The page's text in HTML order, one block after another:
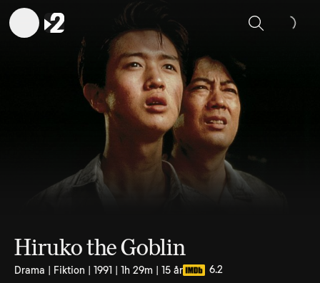
Sök
Hiruko the Goblin
Drama | Fiktion | 1991 | 1h 29m | 15 år 6.2